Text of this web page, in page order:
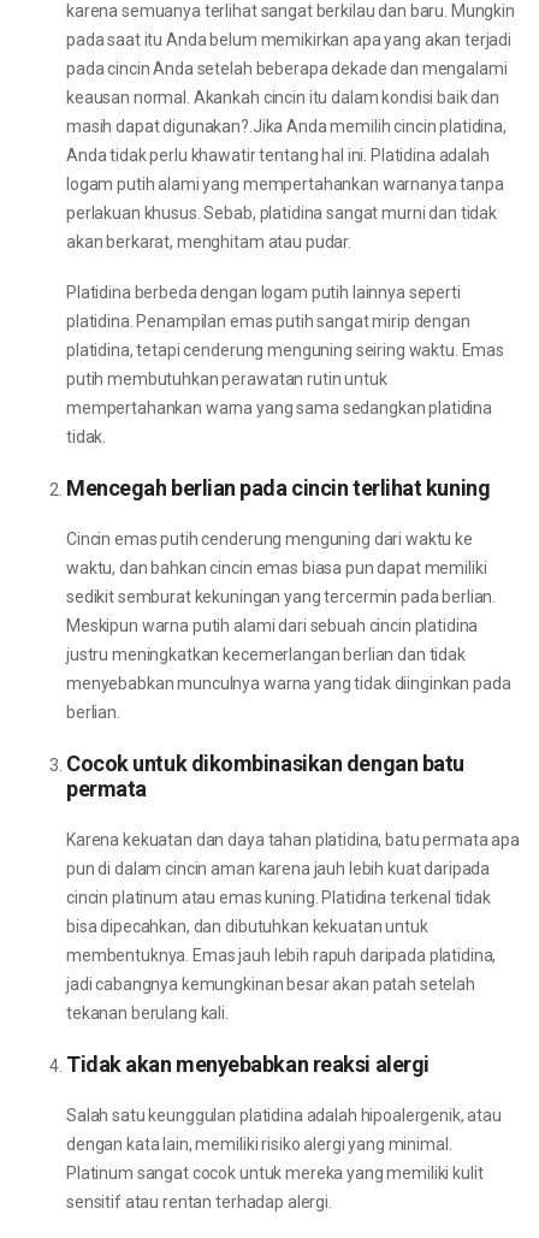
karena semuanya terlihat sangat berkilau dan baru. Mungkin
pada saat itu Anda belum memikirkan apa yang akan terjadi
pada cincin Anda setelah beberapa dekade dan mengalami
keausan normal. Akankah cincin itu dalam kondisi baik dan
masih dapat digunakan?.Jika Anda memilih cincin platidina,
Anda tidak perlu khawatir tentang hal ini. Platidina adalah
logam putih alami yang mempertahankan warnanya tanpa
perlakuan khusus. Sebab, platidina sangat murni dan tidak
akan berkarat, menghitam atau pudar.
Platidina berbeda dengan logam putih lainnya seperti
platidina. Penampilan emas putih sangat mirip dengan
platidina, tetapi cenderung menguning seiring waktu. Emas
putih membutuhkan perawatan rutin untuk
mempertahankan warna yang sama sedangkan platidina
tidak.
Mencegah berlian pada cincin terlihat kuning
Cincin emas putih cenderung menguning dari waktu ke
waktu, dan bahkan cincin emas biasa pun dapat memiliki
sedikit semburat kekuningan yang tercermin pada berlian.
Meskipun warna putih alami dari sebuah cincin platidina
justru meningkatkan kecemerlangan berlian dan tidak
menyebabkan munculnya warna yang tidak diinginkan pada
berlian.
Cocok untuk dikombinasikan dengan batu
permata
Karena kekuatan dan daya tahan platidina, batu permata apa
pun di dalam cincin aman karena jauh lebih kuat daripada
cincin platinum atau emas kuning. Platidina terkenal tidak
bisa dipecahkan, dan dibutuhkan kekuatan untuk
membentuknya. Emas jauh lebih rapuh daripada platidina,
jadi cabangnya kemungkinan besar akan patah setelah
tekanan berulang kali.
Tidak akan menyebabkan reaksi alergi
Salah satu keunggulan platidina adalah hipoalergenik, atau
dengan kata lain, memiliki risiko alergi yang minimal.
Platinum sangat cocok untuk mereka yang memiliki kulit
sensitif atau rentan terhadap alergi.